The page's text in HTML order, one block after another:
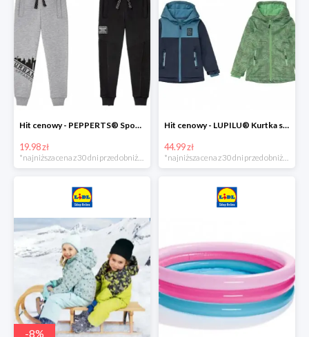
Hit cenowy - PEPPERTS® Spodnie dresowe chłopięce, 1 para
19.98 zł
Hit cenowy - LUPILU® Kurtka softshell chłopięca, 1 sztuka
44.99 zł
-8%